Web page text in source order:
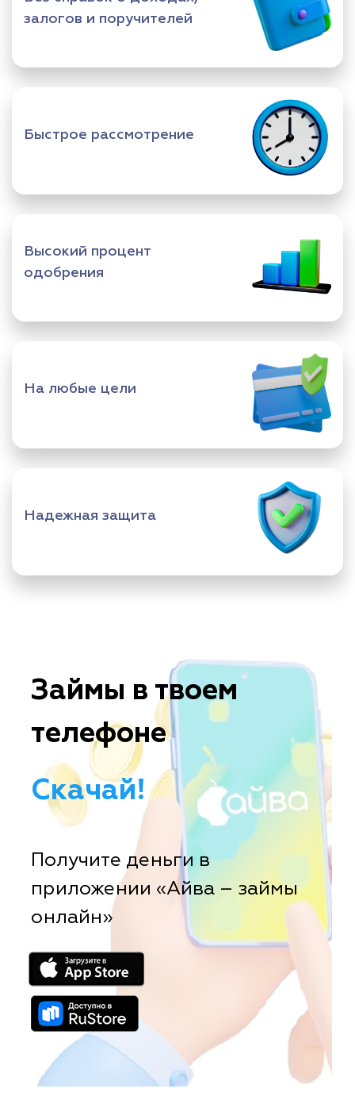
залогов и поручителей
Быстрое рассмотрение
Высокий процент
одобрения
На любые цели
Надежная защита
Займы в твоем
телефоне
Скачай!
Получите деньги в
приложении «Айва – займы
онлайн»